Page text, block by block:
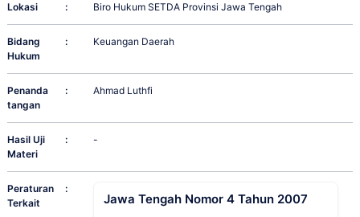
Lokasi : Biro Hukum SETDA Provinsi Jawa Tengah
Bidang
Hukum
: Keuangan Daerah
Penanda
tangan
: Ahmad Luthfi
Hasil Uji
Materi
: -
Peraturan
Terkait
:
Jawa Tengah Nomor 4 Tahun 2007